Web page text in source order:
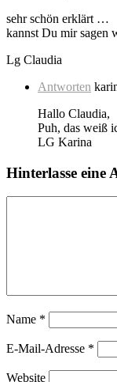
sehr schön erklärt …
kannst Du mir sagen
Lg Claudia
Antworten
Hallo Claudia,
Puh, das weiß
LG Karina
Hinterlasse eine
Name *
E-Mail-Adresse *
Website